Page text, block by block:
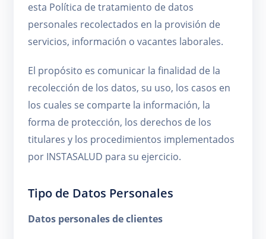
esta Política de tratamiento de datos
personales recolectados en la provisión de
servicios, información o vacantes laborales.
El propósito es comunicar la finalidad de la
recolección de los datos, su uso, los casos en
los cuales se comparte la información, la
forma de protección, los derechos de los
titulares y los procedimientos implementados
por INSTASALUD para su ejercicio.
Tipo de Datos Personales
Datos personales de clientes